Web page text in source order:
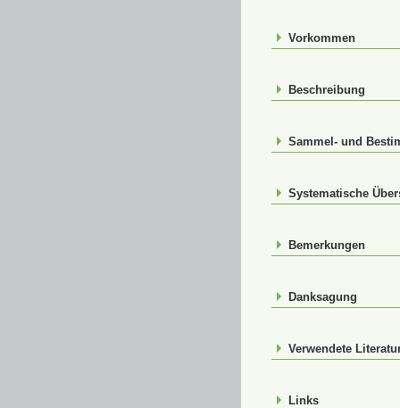
Vorkommen
Beschreibung
Sammel- und
Systematische
Bemerkungen
Danksagung
Verwendete
Links